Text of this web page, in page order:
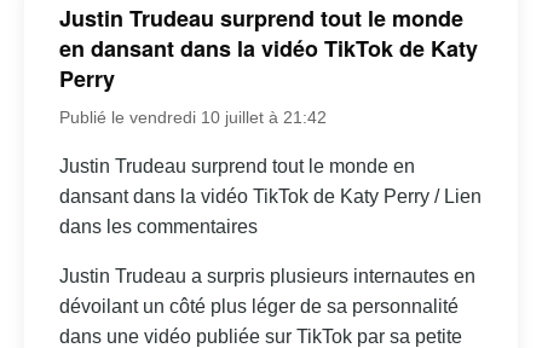
Justin Trudeau surprend tout le monde
en dansant dans la vidéo TikTok de Katy
Perry
Publié le vendredi 10 juillet à 21:42
Justin Trudeau surprend tout le monde en
dansant dans la vidéo TikTok de Katy Perry / Lien
dans les commentaires
Justin Trudeau a surpris plusieurs internautes en
dévoilant un côté plus léger de sa personnalité
dans une vidéo publiée sur TikTok par sa petite